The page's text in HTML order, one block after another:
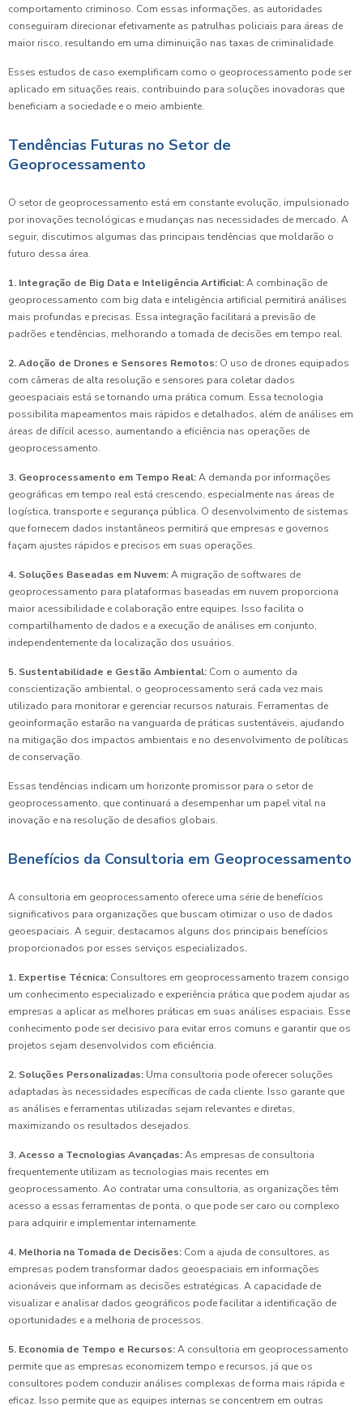
comportamento criminoso. Com essas informações, as autoridades
conseguiram direcionar efetivamente as patrulhas policiais para áreas de
maior risco, resultando em uma diminuição nas taxas de criminalidade.
Esses estudos de caso exemplificam como o geoprocessamento pode ser
aplicado em situações reais, contribuindo para soluções inovadoras que
beneficiam a sociedade e o meio ambiente.
Tendências Futuras no Setor de
Geoprocessamento
O setor de geoprocessamento está em constante evolução, impulsionado
por inovações tecnológicas e mudanças nas necessidades de mercado. A
seguir, discutimos algumas das principais tendências que moldarão o
futuro dessa área.
1. Integração de Big Data e Inteligência Artificial:A combinação de
geoprocessamento com big data e inteligência artificial permitirá análises
mais profundas e precisas. Essa integração facilitará a previsão de
padrões e tendências, melhorando a tomada de decisões em tempo real.
2. Adoção de Drones e Sensores Remotos: O uso de drones equipados
com câmeras de alta resolução e sensores para coletar dados
geoespaciais está se tornando uma prática comum. Essa tecnologia
possibilita mapeamentos mais rápidos e detalhados, além de análises em
áreas de difícil acesso, aumentando a eficiência nas operações de
geoprocessamento.
3. Geoprocessamento em Tempo Real:A demanda por informações
geográficas em tempo real está crescendo, especialmente nas áreas de
logística, transporte e segurança pública. O desenvolvimento de sistemas
que fornecem dados instantâneos permitirá que empresas e governos
façam ajustes rápidos e precisos em suas operações.
4. Soluções Baseadas em Nuvem:A migração de softwares de
geoprocessamento para plataformas baseadas em nuvem proporciona
maior acessibilidade e colaboração entre equipes. Isso facilita o
compartilhamento de dados e a execução de análises em conjunto,
independentemente da localização dos usuários.
5. Sustentabilidade e Gestão Ambiental: Com o aumento da
conscientização ambiental, o geoprocessamento será cada vez mais
utilizado para monitorar e gerenciar recursos naturais. Ferramentas de
geoinformação estarão na vanguarda de práticas sustentáveis, ajudando
na mitigação dos impactos ambientais e no desenvolvimento de políticas
de conservação.
Essas tendências indicam um horizonte promissor para o setor de
geoprocessamento, que continuará a desempenhar um papel vital na
inovação e na resolução de desafios globais.
Benefícios da Consultoria em Geoprocessamento
A consultoria em geoprocessamento oferece uma série de benefícios
significativos para organizações que buscam otimizar o uso de dados
geoespaciais. A seguir, destacamos alguns dos principais benefícios
proporcionados por esses serviços especializados.
1. Expertise Técnica: Consultores em geoprocessamento trazem consigo
um conhecimento especializado e experiência prática que podem ajudar as
empresas a aplicar as melhores práticas em suas análises espaciais. Esse
conhecimento pode ser decisivo para evitar erros comuns e garantir que os
projetos sejam desenvolvidos com eficiência.
2. Soluções Personalizadas: Uma consultoria pode oferecer soluções
adaptadas às necessidades específicas de cada cliente. Isso garante que
as análises e ferramentas utilizadas sejam relevantes e diretas,
maximizando os resultados desejados.
3. Acesso a Tecnologias Avançadas:As empresas de consultoria
frequentemente utilizam as tecnologias mais recentes em
geoprocessamento. Ao contratar uma consultoria, as organizações têm
acesso a essas ferramentas de ponta, o que pode ser caro ou complexo
para adquirir e implementar internamente.
4. Melhoria na Tomada de Decisões: Com a ajuda de consultores, as
empresas podem transformar dados geoespaciais em informações
acionáveis que informam as decisões estratégicas. A capacidade de
visualizar e analisar dados geográficos pode facilitar a identificação de
oportunidades e a melhoria de processos.
5. Economia de Tempo e Recursos:A consultoria em geoprocessamento
permite que as empresas economizem tempo e recursos, já que os
consultores podem conduzir análises complexas de forma mais rápida e
eficaz. Isso permite que as equipes internas se concentrem em outras